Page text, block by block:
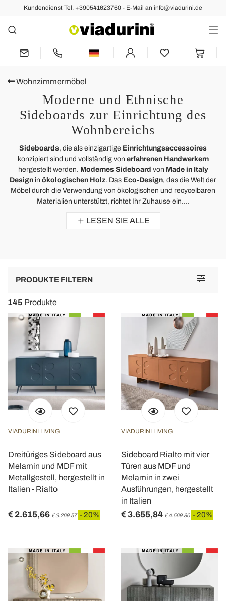
Kundendienst Tel. +390541623760 - E-Mail an info@viadurini.de
Wohnzimmermöbel
Moderne und Ethnische
Sideboards zur Einrichtung des
Wohnbereichs
Sideboards, die als einzigartige Einrichtungsaccessoires
konzipiert sind und vollständig von erfahrenen Handwerkern
hergestellt werden. Modernes Sideboard von Made in Italy
Design in ökologischen Holz. Das Eco-Design, das die Welt der
Möbel durch die Verwendung von ökologischen und recycelbaren
Materialien unterstützt, richtet Ihr Zuhause ein....
LESEN SIE ALLE
Toggle
PRODUKTE FILTERN
145 Produkte
VIADURINI LIVING
Dreitüriges Sideboard aus
Melamin und MDF mit
Metallgestell, hergestellt in
Italien - Rialto
€ 2.615,66 € 3.269,57 - 20%
VIADURINI LIVING
Sideboard Rialto mit vier
Türen aus MDF und
Melamin in zwei
Ausführungen, hergestellt
in Italien
€ 3.655,84 € 4.569,80 - 20%